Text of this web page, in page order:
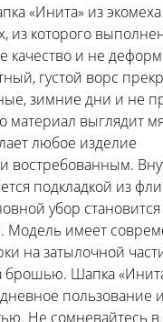
«Инита» из
из которого
качество и не
густой ворс
зимние дни и не
материал выглядит
любое изделие
востребованным.
подкладкой из
убор
Модель имеет
на затылочной
брошью. Шапка
пользование
Не сомневайтесь в